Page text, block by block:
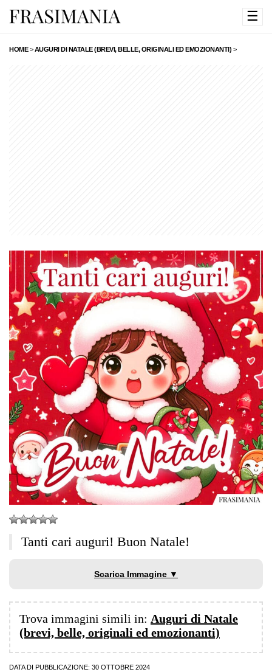
☰
HOME>AUGURI DI NATALE (BREVI, BELLE, ORIGINALI ED EMOZIONANTI) >
Tanti cari auguri! Buon Natale!
Scarica Immagine ▼
Trova immagini simili in: Auguri di Natale
(brevi, belle, originali ed emozionanti)
DATA DI PUBBLICAZIONE: 30 OTTOBRE 2024